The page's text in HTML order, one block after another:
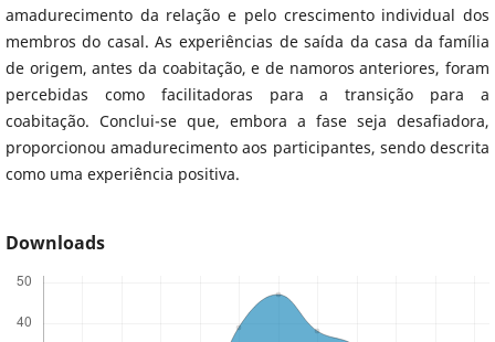
amadurecimento da relação e pelo crescimento individual dos
membros do casal. As experiências de saída da casa da família
de origem, antes da coabitação, e de namoros anteriores, foram
percebidas como facilitadoras para a transição para a
coabitação. Conclui-se que, embora a fase seja desafiadora,
proporcionou amadurecimento aos participantes, sendo descrita
como uma experiência positiva.
Downloads